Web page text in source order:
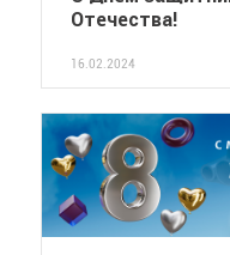
Отечества!
16.02.2024